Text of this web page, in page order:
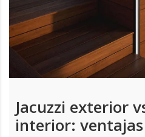
Jacuzzi exterior
interior: